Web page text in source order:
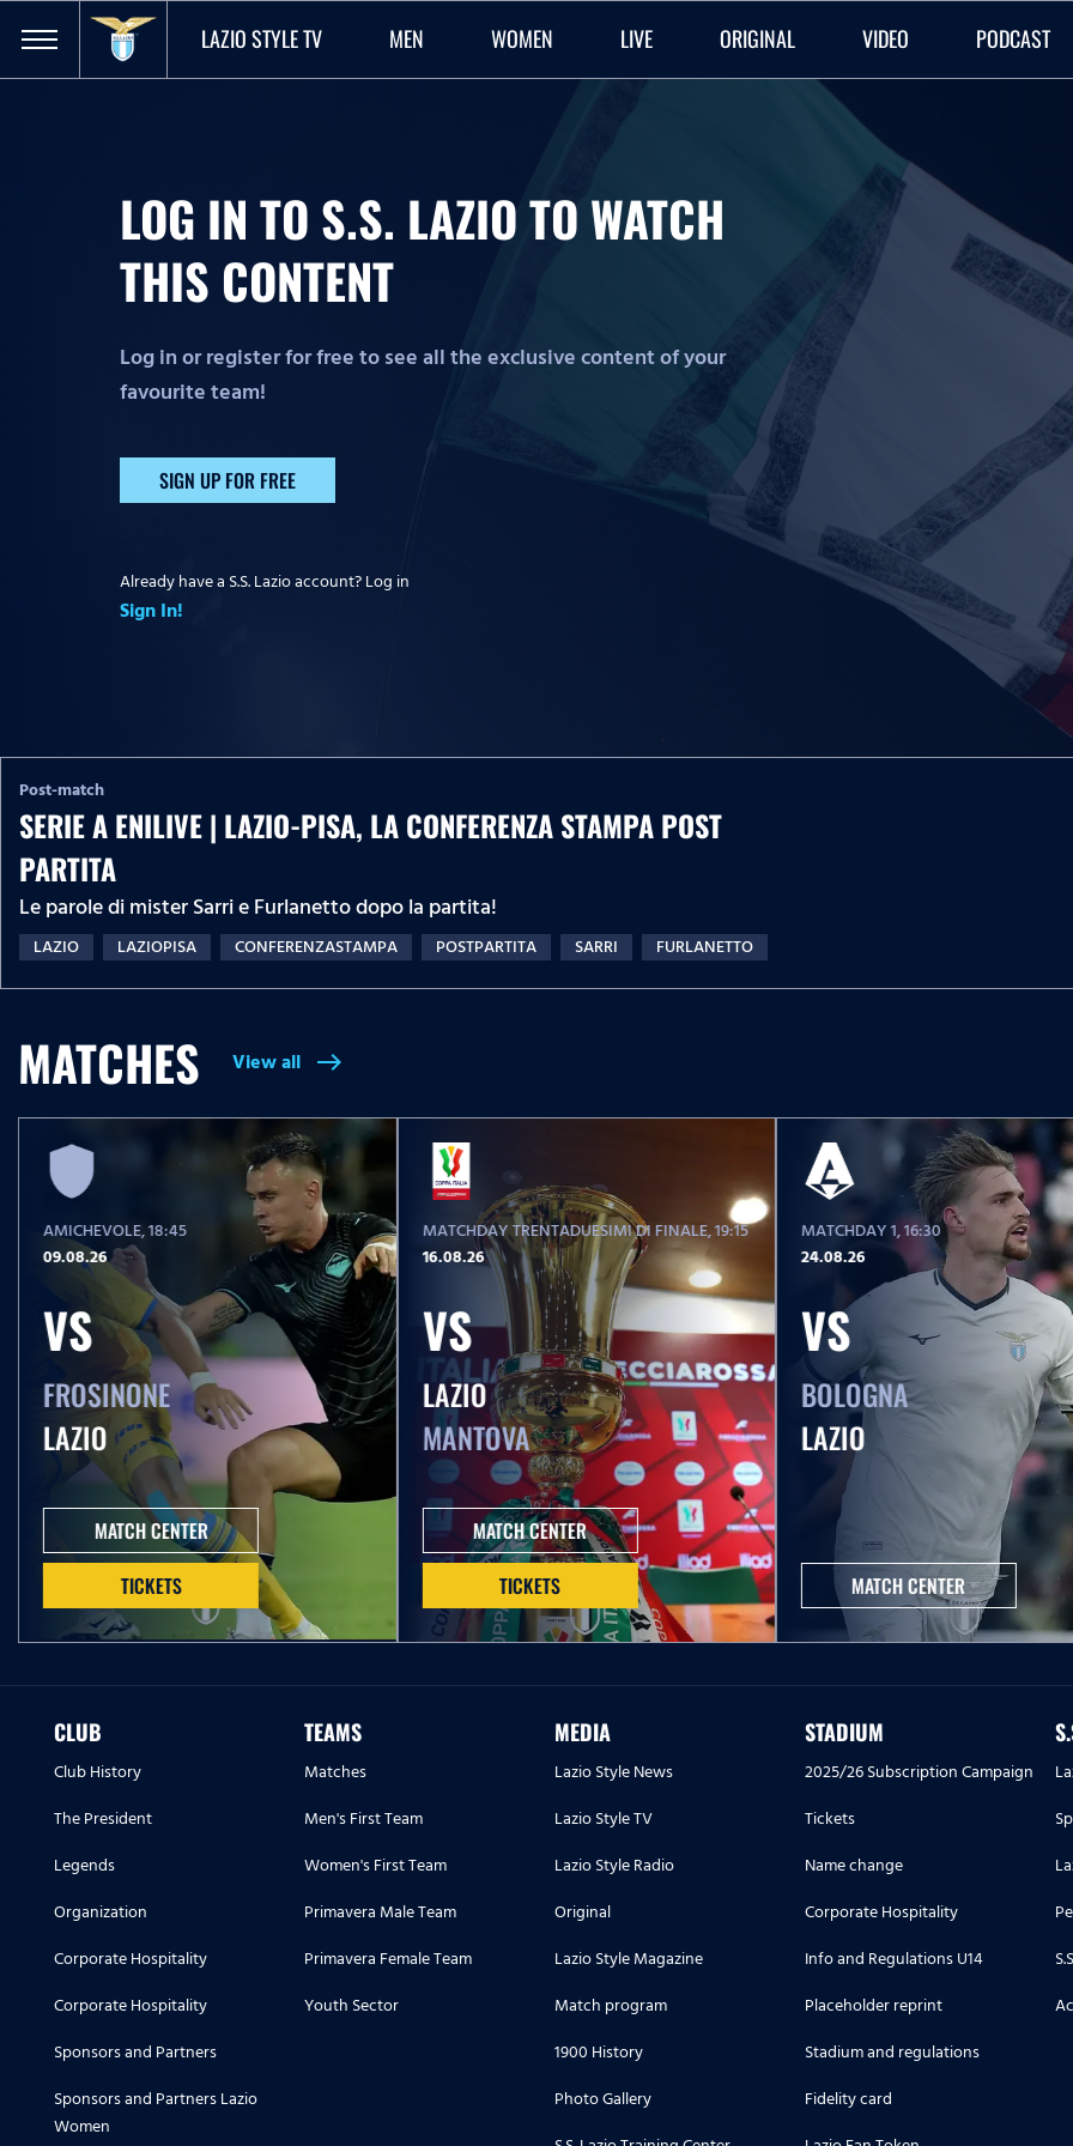
LAZIO STYLE TV MEN WOMEN LIVE ORIGINAL VIDEO PODCAST
LOG IN TO S.S. LAZIO TO WATCH
THIS CONTENT
Log in or register for free to see all the exclusive content of your
favourite team!
SIGN UP FOR FREE
Already have a S.S. Lazio account? Log in
Sign In!
Post-match
SERIE A ENILIVE | LAZIO-PISA, LA CONFERENZA STAMPA POST
PARTITA
Le parole di mister Sarri e Furlanetto dopo la partita!
LAZIO LAZIOPISA CONFERENZASTAMPA POSTPARTITA SARRI FURLANETTO
MATCHES View all east
AMICHEVOLE, 18:45
09.08.26
VS
FROSINONE
LAZIO
MATCH CENTER
TICKETS
MATCHDAY TRENTADUESIMI DI FINALE, 19:15
16.08.26
VS
LAZIO
MANTOVA
MATCH CENTER
TICKETS
MATCHDAY 1, 16:30
24.08.26
VS
BOLOGNA
LAZIO
MATCH CENTER
CLUB
Club History
The President
Legends
Organization
Corporate Hospitality
Corporate Hospitality
Sponsors and Partners
Sponsors and Partners Lazio
Women
TEAMS
Matches
Men's First Team
Women's First Team
Primavera Male Team
Primavera Female Team
Youth Sector
MEDIA
Lazio Style News
Lazio Style TV
Lazio Style Radio
Original
Lazio Style Magazine
Match program
1900 History
Photo Gallery
STADIUM
2025/26 Subscription Campaign
Tickets
Name change
Corporate Hospitality
Info and Regulations U14
Placeholder reprint
Stadium and regulations
Fidelity card